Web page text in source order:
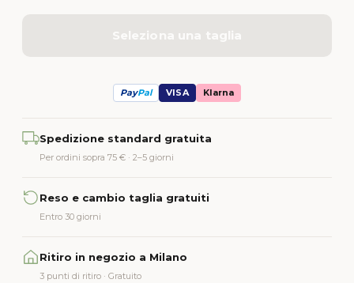
Seleziona una taglia
PayPal VISA Klarna
Spedizione standard gratuita
Per ordini sopra 75 € · 2–5 giorni
Reso e cambio taglia gratuiti
Entro 30 giorni
Ritiro in negozio a Milano
3 punti di ritiro · Gratuito